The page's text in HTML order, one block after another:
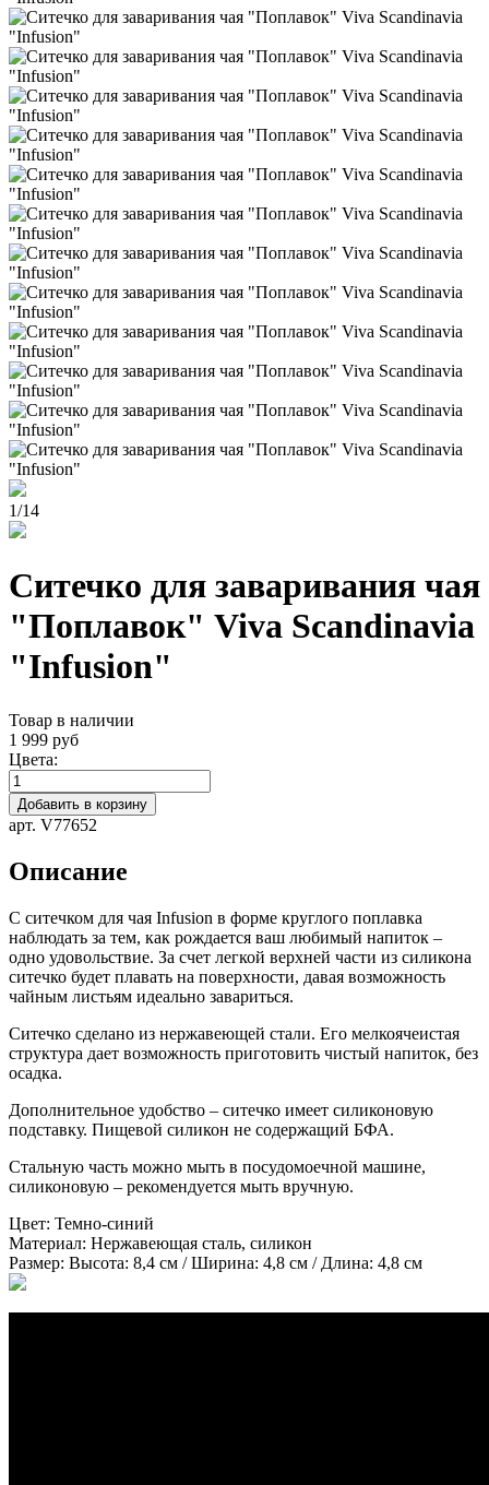
1/14
Ситечко для заваривания чая
"Поплавок" Viva Scandinavia
"Infusion"
Товар в наличии
1 999 руб
Цвета:
Добавить в корзину
арт. V77652
Описание
С ситечком для чая Infusion в форме круглого поплавка
наблюдать за тем, как рождается ваш любимый напиток –
одно удовольствие. За счет легкой верхней части из силикона
ситечко будет плавать на поверхности, давая возможность
чайным листьям идеально завариться.
Ситечко сделано из нержавеющей стали. Его мелкоячеистая
структура дает возможность приготовить чистый напиток, без
осадка.
Дополнительное удобство – ситечко имеет силиконовую
подставку. Пищевой силикон не содержащий БФА.
Стальную часть можно мыть в посудомоечной машине,
силиконовую – рекомендуется мыть вручную.
Цвет: Темно-синий
Материал: Нержавеющая сталь, силикон
Размер: Высота: 8,4 см / Ширина: 4,8 см / Длина: 4,8 см